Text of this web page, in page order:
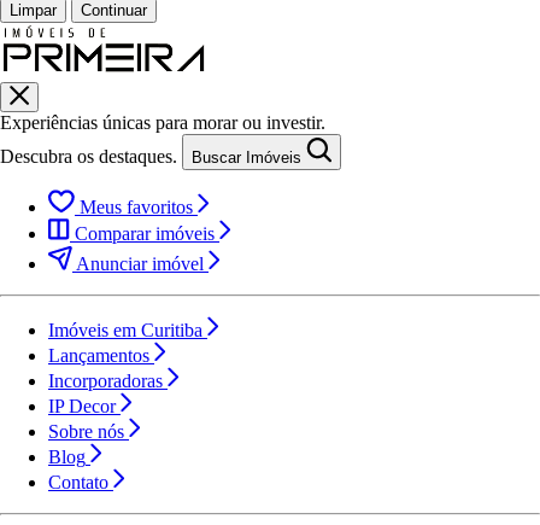
Limpar Continuar
Experiências únicas para morar ou investir.
Descubra os destaques.
Buscar Imóveis
Meus favoritos
Comparar imóveis
Anunciar imóvel
Imóveis em Curitiba
Lançamentos
Incorporadoras
IP Decor
Sobre nós
Blog
Contato